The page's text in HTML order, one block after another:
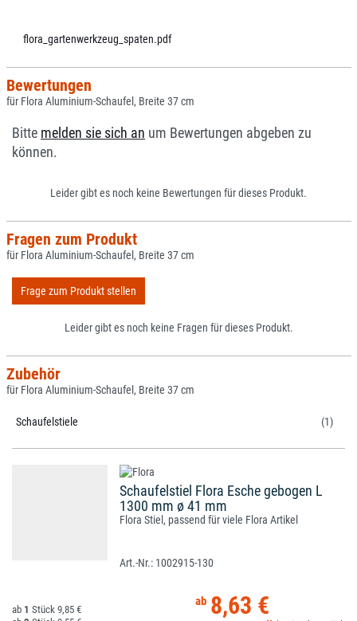
flora_gartenwerkzeug_spaten.pdf
Bewertungen
für Flora Aluminium-Schaufel, Breite 37 cm
Bitte melden sie sich an um Bewertungen abgeben zu
können.
Leider gibt es noch keine Bewertungen für dieses Produkt.
Fragen zum Produkt
für Flora Aluminium-Schaufel, Breite 37 cm
Frage zum Produkt stellen
Leider gibt es noch keine Fragen für dieses Produkt.
Zubehör
für Flora Aluminium-Schaufel, Breite 37 cm
Schaufelstiele (1)
Schaufelstiel Flora Esche gebogen L
1300 mm ø 41 mm
Flora Stiel, passend für viele Flora Artikel
1002915-130
8,63 €
1
9,85 €